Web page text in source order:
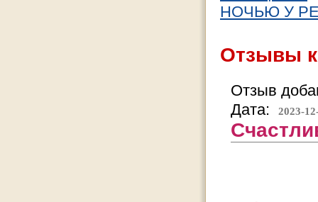
НОЧЬЮ У
Отзывы
Отзыв
Дата:
2023-